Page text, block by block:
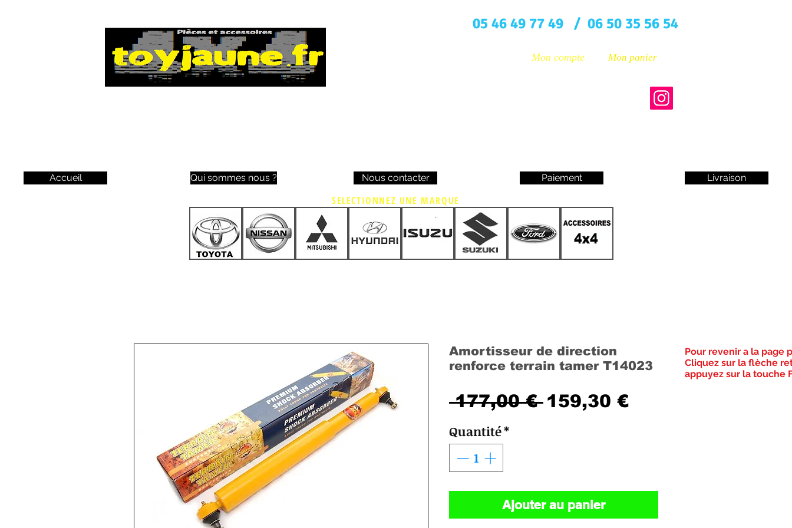
05 46 49 77 49 / 06 50 35 56 54
Mon compte Mon panier
Accueil Qui sommes nous ? Nous contacter Paiement Livraison
SELECTIONNEZ UNE MARQUE
Amortisseur de direction
renforce terrain tamer T14023
177,00 € Prix
159,30 €Prix
Quantité*
Ajouter au panier
Pour revenir a la page
Cliquez sur la flèche
appuyez sur la touche